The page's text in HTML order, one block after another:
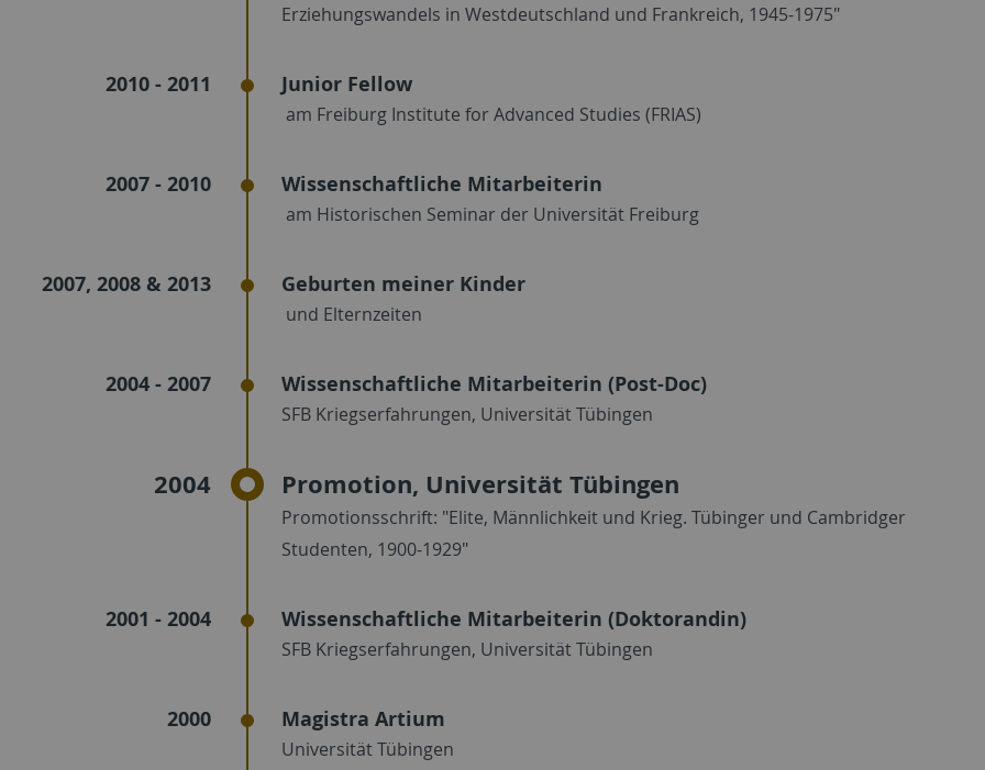
Erziehungswandels in Westdeutschland und Frankreich, 1945-1975"
2010 - 2011 Junior Fellow
am Freiburg Institute for Advanced Studies (FRIAS)
2007 - 2010 Wissenschaftliche Mitarbeiterin
am Historischen Seminar der Universität Freiburg
2007, 2008 & 2013 Geburten meiner Kinder
und Elternzeiten
2004 - 2007 Wissenschaftliche Mitarbeiterin (Post-Doc)
SFB Kriegserfahrungen, Universität Tübingen
2004 Promotion, Universität Tübingen
Promotionsschrift: "Elite, Männlichkeit und Krieg. Tübinger und Cambridger
Studenten, 1900-1929"
2001 - 2004 Wissenschaftliche Mitarbeiterin (Doktorandin)
SFB Kriegserfahrungen, Universität Tübingen
2000 Magistra Artium
Universität Tübingen